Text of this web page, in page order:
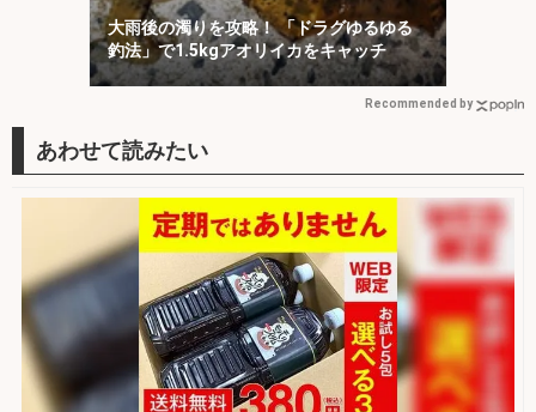
大雨後の濁りを攻略！ 「ドラグゆるゆる
釣法」で1.5kgアオリイカをキャッチ
Recommended by